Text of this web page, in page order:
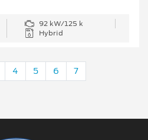
92 kW/125 k
Hybrid
4 5 6 7